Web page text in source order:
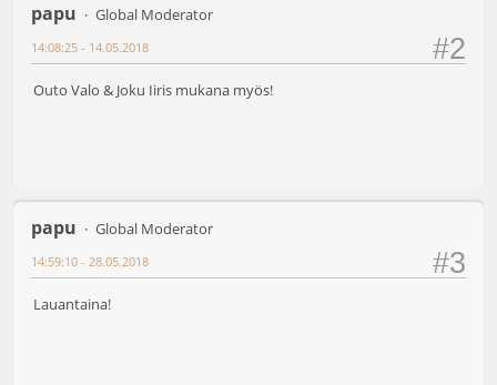
papu Global Moderator
#2
14:08:25 - 14.05.2018
Outo Valo & Joku Iiris mukana myös!
papu Global Moderator
#3
14:59:10 - 28.05.2018
Lauantaina!